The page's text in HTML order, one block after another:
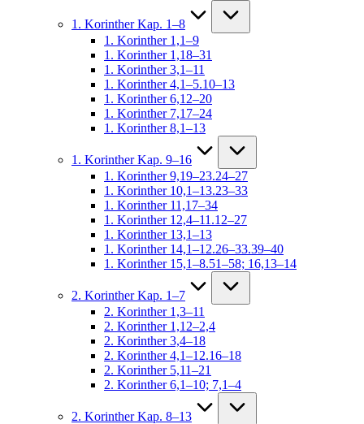
1. Korinther Kap. 1–8
1. Korinther 1,1–9
1. Korinther 1,18–31
1. Korinther 3,1–11
1. Korinther 4,1–5.10–13
1. Korinther 6,12–20
1. Korinther 7,17–24
1. Korinther 8,1–13
1. Korinther Kap. 9–16
1. Korinther 9,19–23.24–27
1. Korinther 10,1–13.23–33
1. Korinther 11,17–34
1. Korinther 12,4–11.12–27
1. Korinther 13,1–13
1. Korinther 14,1–12.26–33.39–40
1. Korinther 15,1–8.51–58; 16,13–14
2. Korinther Kap. 1–7
2. Korinther 1,3–11
2. Korinther 1,12–2,4
2. Korinther 3,4–18
2. Korinther 4,1–12.16–18
2. Korinther 5,11–21
2. Korinther 6,1–10; 7,1–4
2. Korinther Kap. 8–13